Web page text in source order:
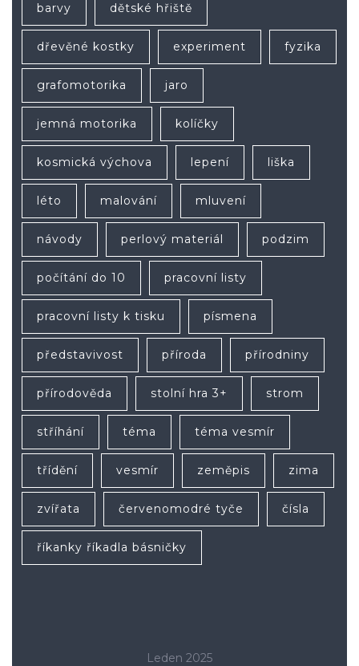
barvy dětské hřiště
dřevěné kostky experiment fyzika
grafomotorika jaro
jemná motorika kolíčky
kosmická výchova lepení liška
léto malování mluvení
návody perlový materiál podzim
počítání do 10 pracovní listy
pracovní listy k tisku písmena
představivost příroda přírodniny
přírodověda stolní hra 3+ strom
stříhání téma téma vesmír
třídění vesmír zeměpis zima
zvířata červenomodré tyče čísla
říkanky říkadla básničky
Leden 2025